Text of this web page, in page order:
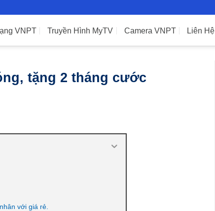
VNPT Truyền Hình MyTV Camera VNPT Liên Hệ
tặng 2 tháng cước
với giá rẻ.